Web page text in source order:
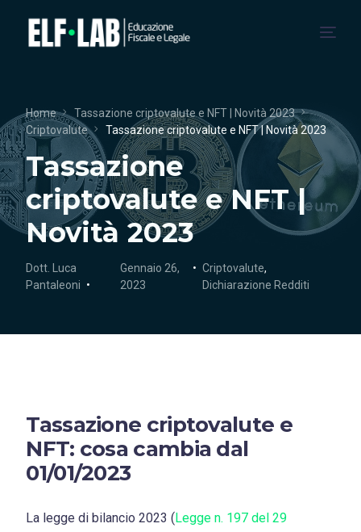
Home
Tassazione criptovalute e NFT | Novità 2023
Criptovalute
Tassazione criptovalute e NFT | Novità 2023
Tassazione
criptovalute e NFT |
Novità 2023
Dott. Luca
Pantaleoni
Gennaio 26,
2023
Criptovalute,
Dichiarazione Redditi
Tassazione criptovalute e
NFT: cosa cambia dal
01/01/2023
La legge di bilancio 2023 ( Legge n. 197 del 29
Servizi
Blog
Collaborazioni